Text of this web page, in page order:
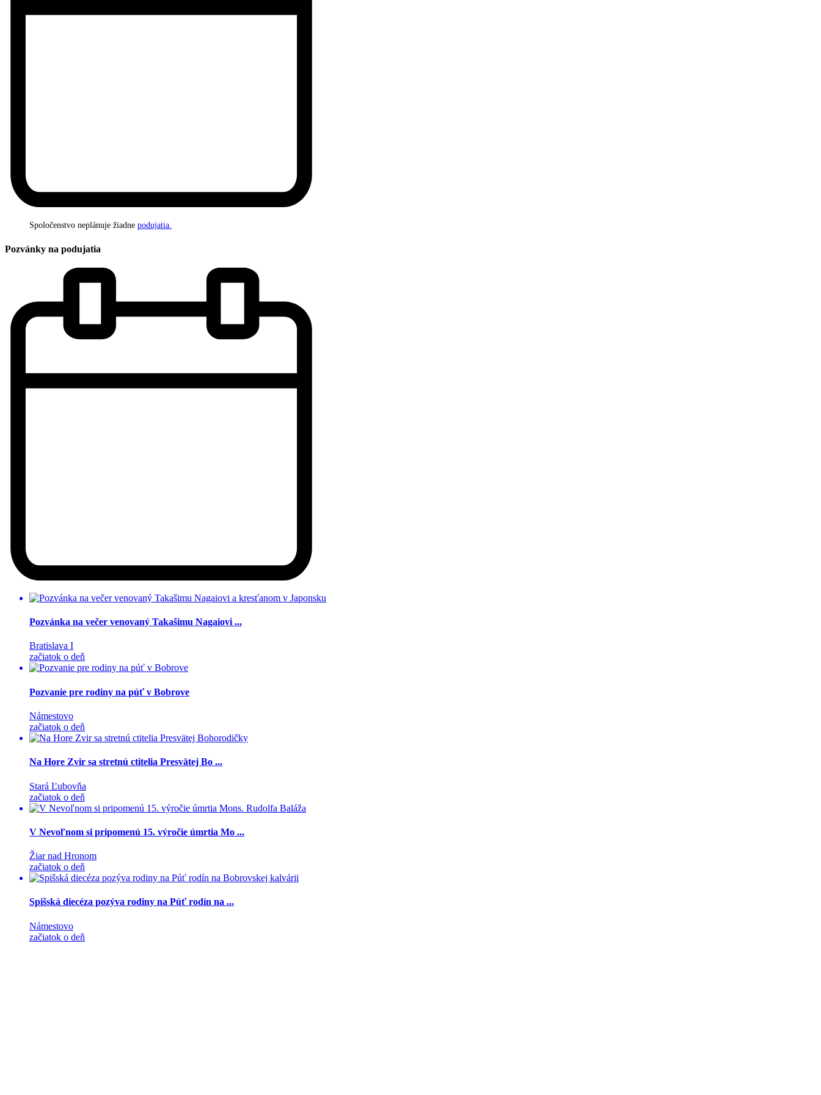
Spoločenstvo neplánuje žiadne podujatia.
Pozvánky na podujatia
Pozvánka na večer venovaný Takašimu Nagaiovi ...
Bratislava I
začiatok o deň
Pozvanie pre rodiny na púť v Bobrove
Námestovo
začiatok o deň
Na Hore Zvir sa stretnú ctitelia Presvätej Bo ...
Stará Ľubovňa
začiatok o deň
V Nevoľnom si pripomenú 15. výročie úmrtia Mo ...
Žiar nad Hronom
začiatok o deň
Spišská diecéza pozýva rodiny na Púť rodín na ...
Námestovo
začiatok o deň